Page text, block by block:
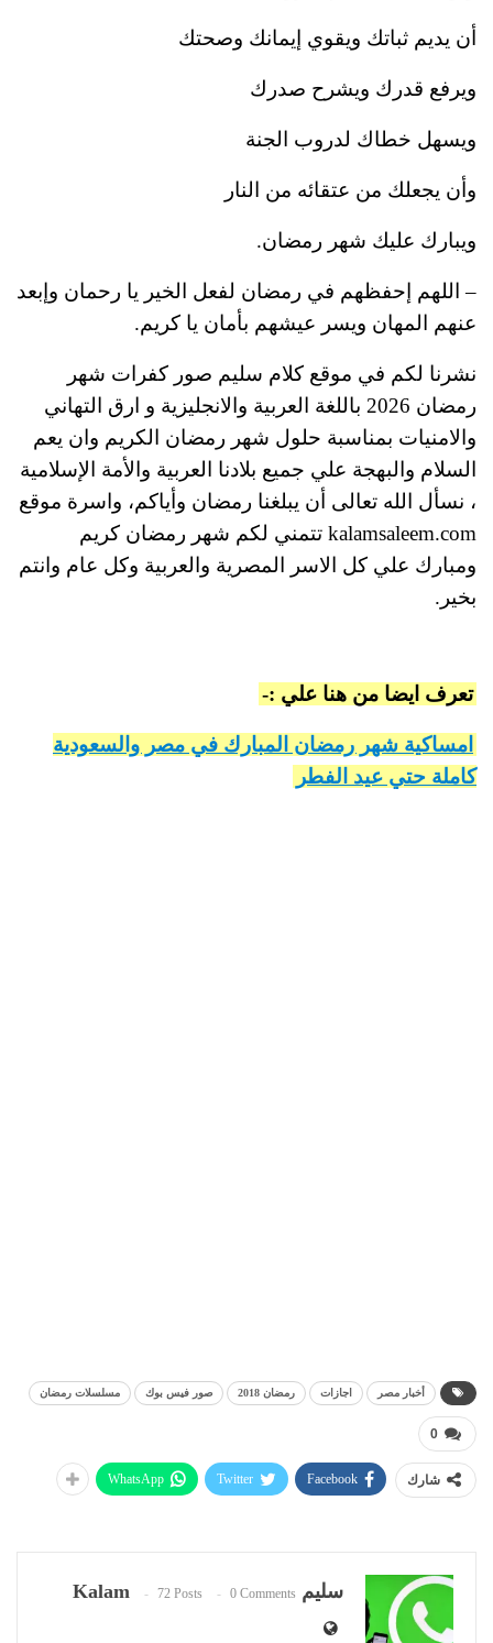
أن يديم ثباتك ويقوي إيمانك وصحتك
ويرفع قدرك ويشرح صدرك
ويسهل خطاك لدروب الجنة
وأن يجعلك من عتقائه من النار
ويبارك عليك شهر رمضان.
– اللهم إحفظهم في رمضان لفعل الخير يا رحمان وإبعد
عنهم المهان ويسر عيشهم بأمان يا كريم.
نشرنا لكم في موقع كلام سليم صور كفرات شهر
رمضان 2026 باللغة العربية والانجليزية و ارق التهاني
والامنيات بمناسبة حلول شهر رمضان الكريم وان يعم
السلام والبهجة علي جميع بلادنا العربية والأمة الإسلامية
، نسأل الله تعالى أن يبلغنا رمضان وأياكم، واسرة موقع
kalamsaleem.com تتمني لكم شهر رمضان كريم
ومبارك علي كل الاسر المصرية والعربية وكل عام وانتم
بخير.
تعرف ايضا من هنا علي :-
امساكية شهر رمضان المبارك في مصر والسعودية
كاملة حتي عيد الفطر
أخبار مصر اجازات رمضان 2018 صور فيس بوك مسلسلات رمضان
0
شارك Facebook
Twitter
WhatsApp
سليم Kalam 72 Posts 0 Comments